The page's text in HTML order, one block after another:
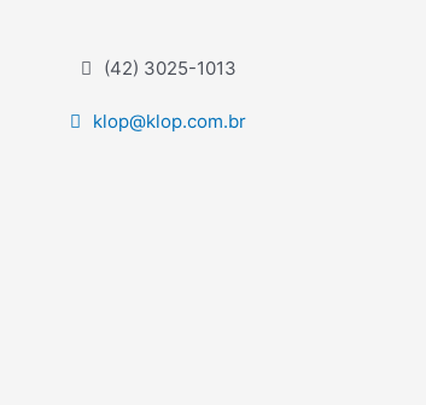
(42) 3025-1013
klop@klop.com.br